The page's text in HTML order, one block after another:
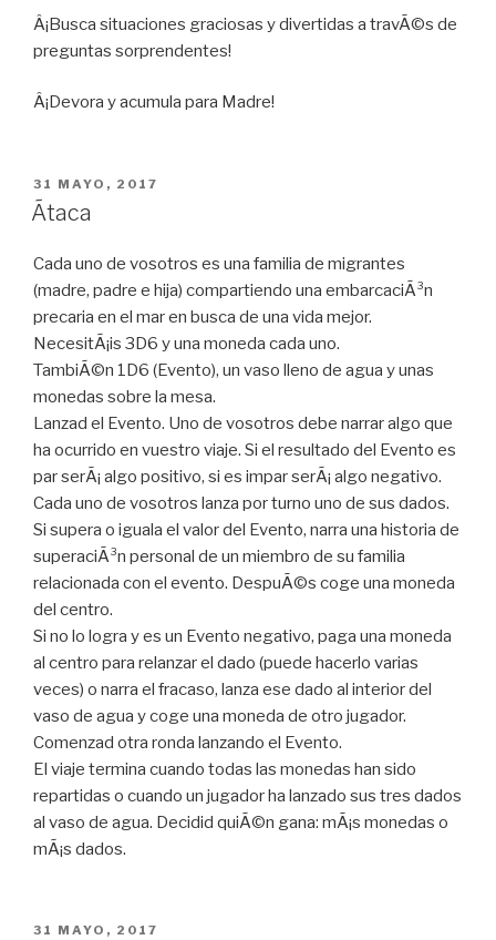
Â¡Busca situaciones graciosas y divertidas a travÃ©s de
preguntas sorprendentes!
Â¡Devora y acumula para Madre!
PUBLICADO
EN
31 MAYO, 2017
Ãtaca
Cada uno de vosotros es una familia de migrantes
(madre, padre e hija) compartiendo una embarcaciÃ³n
precaria en el mar en busca de una vida mejor.
NecesitÃ¡is 3D6 y una moneda cada uno.
TambiÃ©n 1D6 (Evento), un vaso lleno de agua y unas
monedas sobre la mesa.
Lanzad el Evento. Uno de vosotros debe narrar algo que
ha ocurrido en vuestro viaje. Si el resultado del Evento es
par serÃ¡ algo positivo, si es impar serÃ¡ algo negativo.
Cada uno de vosotros lanza por turno uno de sus dados.
Si supera o iguala el valor del Evento, narra una historia de
superaciÃ³n personal de un miembro de su familia
relacionada con el evento. DespuÃ©s coge una moneda
del centro.
Si no lo logra y es un Evento negativo, paga una moneda
al centro para relanzar el dado (puede hacerlo varias
veces) o narra el fracaso, lanza ese dado al interior del
vaso de agua y coge una moneda de otro jugador.
Comenzad otra ronda lanzando el Evento.
El viaje termina cuando todas las monedas han sido
repartidas o cuando un jugador ha lanzado sus tres dados
al vaso de agua. Decidid quiÃ©n gana: mÃ¡s monedas o
mÃ¡s dados.
PUBLICADO
31 MAYO, 2017